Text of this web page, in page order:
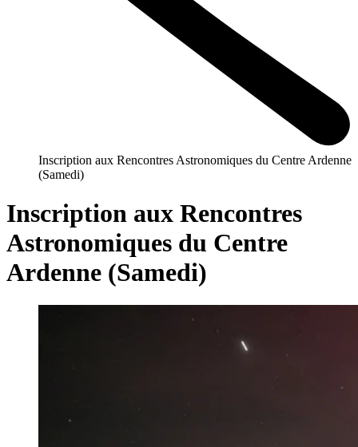
Inscription aux Rencontres Astronomiques du Centre Ardenne
(Samedi)
Inscription aux Rencontres
Astronomiques du Centre
Ardenne (Samedi)